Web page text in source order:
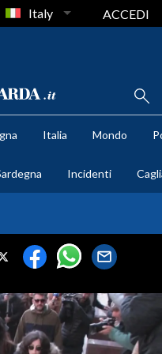
Italy ACCEDI
Italia Mondo
Incidenti